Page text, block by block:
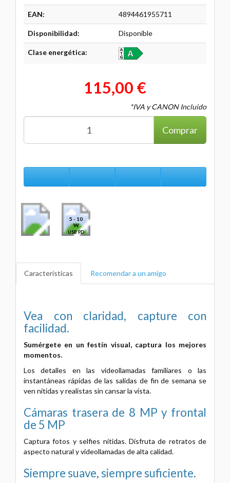
EAN: 4894461955711
Disponibilidad: Disponible
Clase energética:
115,00 €
*IVA y CANON Incluido
Comprar
5 - 10
W
USB PD
Características Recomendar a un amigo
Vea con claridad, capture con
facilidad.
Sumérgete en un festín visual, captura los mejores
momentos.
Los detalles en las videollamadas familiares o las
instantáneas rápidas de las salidas de fin de semana se
ven nítidas y realistas sin cansar la vista.
Cámaras trasera de 8 MP y frontal
de 5 MP
Captura fotos y selfies nítidas. Disfruta de retratos de
aspecto natural y videollamadas de alta calidad.
Siempre suave, siempre suficiente.